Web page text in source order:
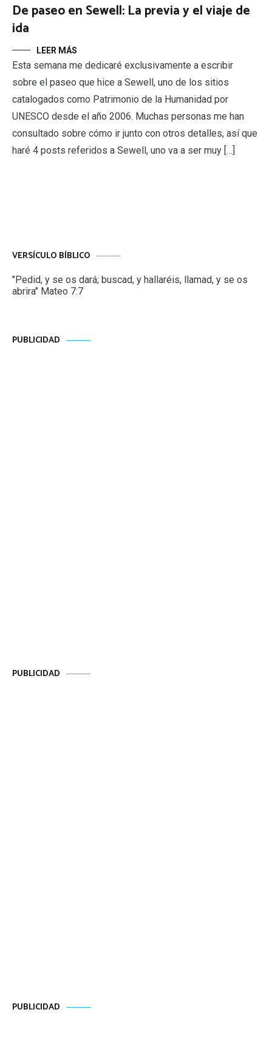
De paseo en Sewell: La previa y el viaje de
ida
LEER MÁS
Esta semana me dedicaré exclusivamente a escribir
sobre el paseo que hice a Sewell, uno de los sitios
catalogados como Patrimonio de la Humanidad por
UNESCO desde el año 2006. Muchas personas me han
consultado sobre cómo ir junto con otros detalles, así que
haré 4 posts referidos a Sewell, uno va a ser muy […]
VERSÍCULO BÍBLICO
"Pedid, y se os dará; buscad, y hallaréis, llamad, y se os
abrira" Mateo 7:7
PUBLICIDAD
PUBLICIDAD
PUBLICIDAD